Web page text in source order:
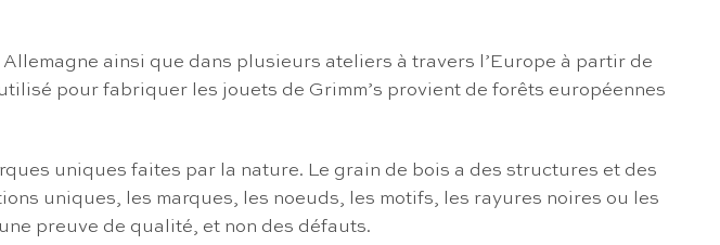
ainsi que dans plusieurs ateliers à travers l’Europe à partir de
pour fabriquer les jouets de Grimm’s provient de forêts européennes
uniques faites par la nature. Le grain de bois a des structures et des
uniques, les marques, les noeuds, les motifs, les rayures noires ou les
preuve de qualité, et non des défauts.